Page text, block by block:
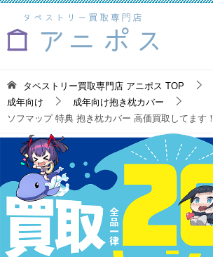
タペストリー買取専門店 アニポス TOP
成年向け
成年向け抱き枕カバー
ソフマップ 特典 抱き枕カバー 高価買取してます！